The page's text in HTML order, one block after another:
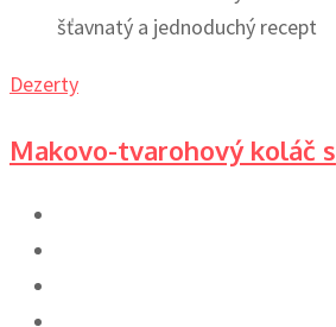
Dezerty
Makovo-tvarohový koláč s